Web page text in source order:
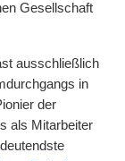
Gesellschaft
ausschließlich
in
der
als Mitarbeiter